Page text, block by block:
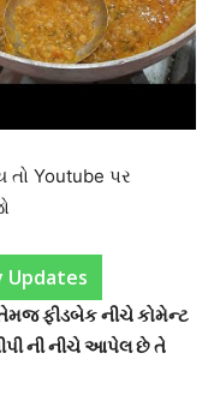
તો Youtube પર
Updates
તેમજ ફીડબેક નીચે કોમેન્ટ
ની નીચે આપેલ છે તે